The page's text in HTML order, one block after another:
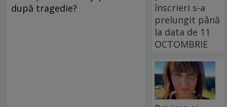
după tragedie?
înscrieri s-a
prelungit până
la data de 11
OCTOMBRIE